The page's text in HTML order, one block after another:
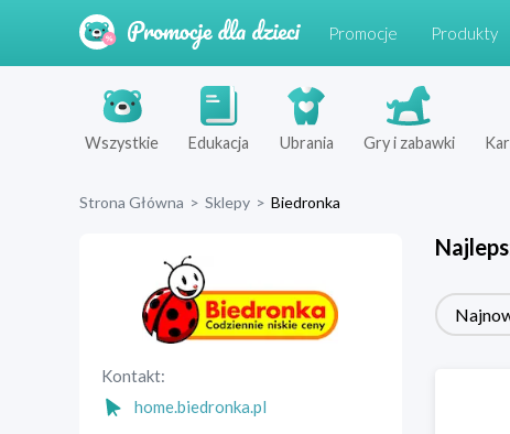
Promocje Produkty
Wszystkie Edukacja Ubrania Gry i zabawki
Strona Główna > Sklepy > Biedronka
Kontakt:
home.biedronka.pl